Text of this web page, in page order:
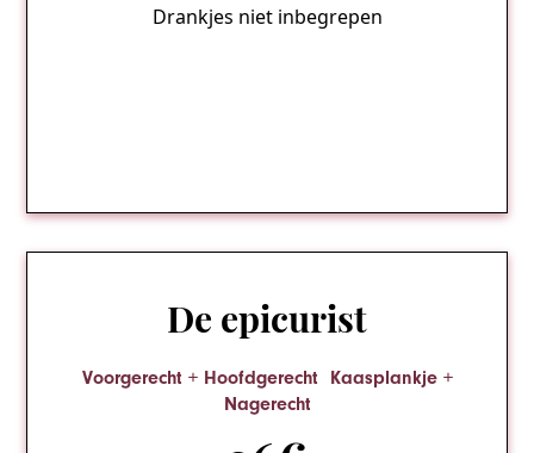
Drankjes niet inbegrepen
De epicurist
Voorgerecht + Hoofdgerecht Kaasplankje +
Nagerecht